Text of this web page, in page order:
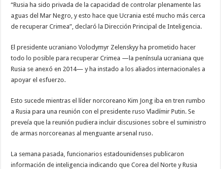
“Rusia ha sido privada de la capacidad de controlar plenamente las
aguas del Mar Negro, y esto hace que Ucrania esté mucho más cerca
de recuperar Crimea”, declaró la Dirección Principal de Inteligencia.
El presidente ucraniano Volodymyr Zelenskyy ha prometido hacer
todo lo posible para recuperar Crimea —la península ucraniana que
Rusia se anexó en 2014— y ha instado a los aliados internacionales a
apoyar el esfuerzo.
Esto sucede mientras el líder norcoreano Kim Jong iba en tren rumbo
a Rusia para una reunión con el presidente ruso Vladímir Putin. Se
preveía que la reunión pudiera incluir discusiones sobre el suministro
de armas norcoreanas al menguante arsenal ruso.
La semana pasada, funcionarios estadounidenses publicaron
información de inteligencia indicando que Corea del Norte y Rusia